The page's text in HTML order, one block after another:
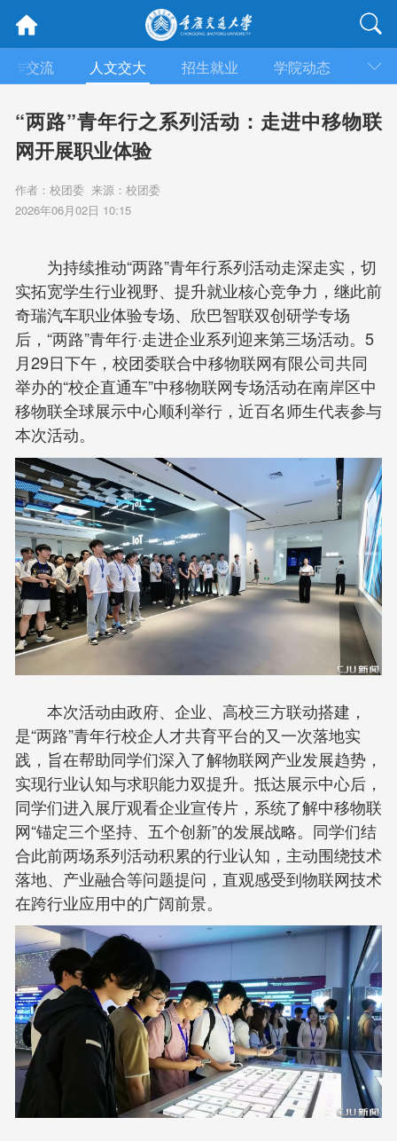
作交流 人文交大 招生就业 学院动态 信
“两路”青年行之系列活动：走进中移物联
网开展职业体验
作者：校团委 来源：校团委
2026年06月02日 10:15
为持续推动“两路”青年行系列活动走深走实，切
实拓宽学生行业视野、提升就业核心竞争力，继此前
奇瑞汽车职业体验专场、欣巴智联双创研学专场
后，“两路”青年行·走进企业系列迎来第三场活动。5
月29日下午，校团委联合中移物联网有限公司共同
举办的“校企直通车”中移物联网专场活动在南岸区中
移物联全球展示中心顺利举行，近百名师生代表参与
本次活动。
本次活动由政府、企业、高校三方联动搭建，
是“两路”青年行校企人才共育平台的又一次落地实
践，旨在帮助同学们深入了解物联网产业发展趋势，
实现行业认知与求职能力双提升。抵达展示中心后，
同学们进入展厅观看企业宣传片，系统了解中移物联
网“锚定三个坚持、五个创新”的发展战略。同学们结
合此前两场系列活动积累的行业认知，主动围绕技术
落地、产业融合等问题提问，直观感受到物联网技术
在跨行业应用中的广阔前景。